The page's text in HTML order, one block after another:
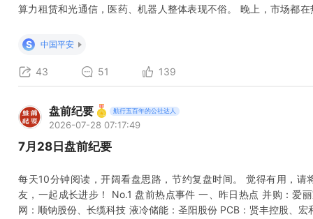
算力租赁和光通信，医药、机器人整体表现不俗。 晚上，市场都
协议以开放霍尔木兹海峡 AI： Palantir财报大幅超预期，美股盘
悉同
S 中国平安
43 51 139
盘前纪要 航行五百年的公社达人
2026-07-28 07:17:49
7月28日盘前纪要
每天10分钟阅读，开阔看盘思路，节约复盘时间。 觉得有用，请
友，一起成长进步！ No.1 盘前热点事件 一、昨日热点 并购：爱
网：顺钠股份、长缆科技 液冷储能：圣阳股份 PCB：贤丰控股、